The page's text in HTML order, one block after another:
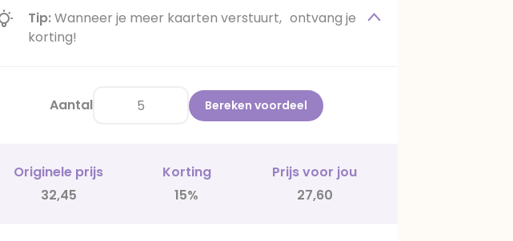
Tip:Wanneer je meer kaarten verstuurt, ontvang je
korting!
Aantal Bereken voordeel
Originele prijs Korting
Prijs voor jou
32,45
15% 27,60